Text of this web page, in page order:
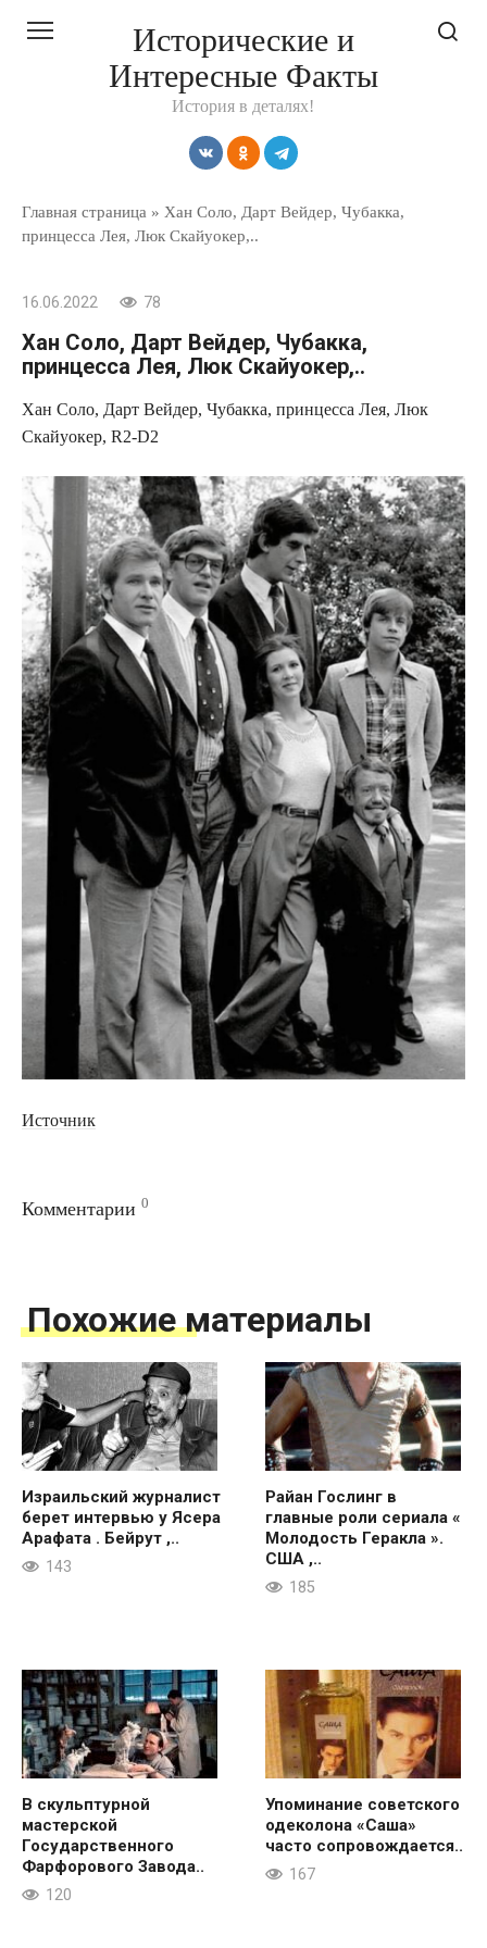
Исторические и
Интересные Факты
История в деталях!
Главная страница » Хан Соло, Дарт Вейдер, Чубакка,
принцесса Лея, Люк Скайуокер,..
16.06.2022 78
Хан Соло, Дарт Вейдер, Чубакка,
принцесса Лея, Люк Скайуокер,..
Хан Соло, Дарт Вейдер, Чубакка, принцесса Лея, Люк
Скайуокер, R2-D2
Источник
Комментарии 0
Похожие материалы
Израильский журналист
берет интервью у Ясера
Арафата . Бейрут ,..
143
Райан Гослинг в
главные роли сериала «
Молодость Геракла ».
США ,..
185
В скульптурной
мастерской
Государственного
Фарфорового Завода..
120
Упоминание советского
одеколона «Саша»
часто сопровождается..
167